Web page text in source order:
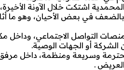
اشتكت خلال الآونة
في بعض الأحيان، وهو ما
التواصل الاجتماعي، وداخل
الشركة أو الجهات الوصية.
وسريعة ومنظمة، داخل مرفق
العريض .